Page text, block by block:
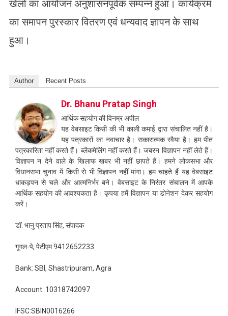
खेलों का आयोजन अनुशासनपूर्वक सम्पन्न हुआ। कार्यक्रम
का समापन पुरस्कार वितरण एवं धन्यवाद ज्ञापन के साथ
हुआ।
Author Recent Posts
Dr. Bhanu Pratap Singh
आर्थिक सहयोग की विनम्र अपील
यह वेबसाइट किसी की भी काली कमाई द्वारा संचालित नहीं है।
यह पत्रकारों का नवाचार है। सकारात्मक रवैया है। हम पीत
पत्रकारिता नहीं करते हैं। ब्लैकमेलिंग नहीं करते हैं। जबरन विज्ञापन नहीं लेते हैं।
विज्ञापन न देने वाले के खिलाफ खबर भी नहीं छापते हैं। हमने लोकसभा और
विधानसभा चुनाव में किसी से भी विज्ञापन नहीं मांगा। हम चाहते हैं यह वेबसाइट
धाकड़पन से चले और आत्मनिर्भर बने। वेबसाइट के निरंतर संचालन में आपके
आर्थिक सहयोग की आवश्यकता है। कृपया हमें विज्ञापन या डोनेशन देकर सहयोग
करें।
डॉ. भानु प्रताप सिंह, संपादक
गूगल-पे, पेटीएम 9412652233
Bank: SBI, Shastripuram, Agra
Account: 10318742097
IFSC:SBIN0016266